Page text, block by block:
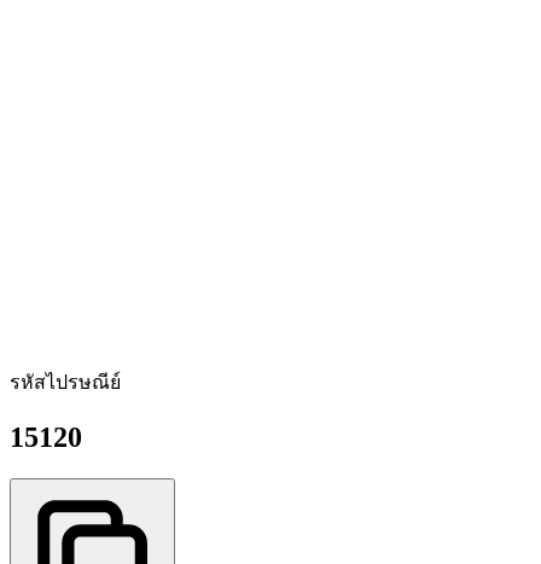
รหัสไปรษณีย์
15120